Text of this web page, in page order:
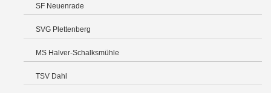
SF Neuenrade
SVG Plettenberg
MS Halver-Schalksmühle
TSV Dahl